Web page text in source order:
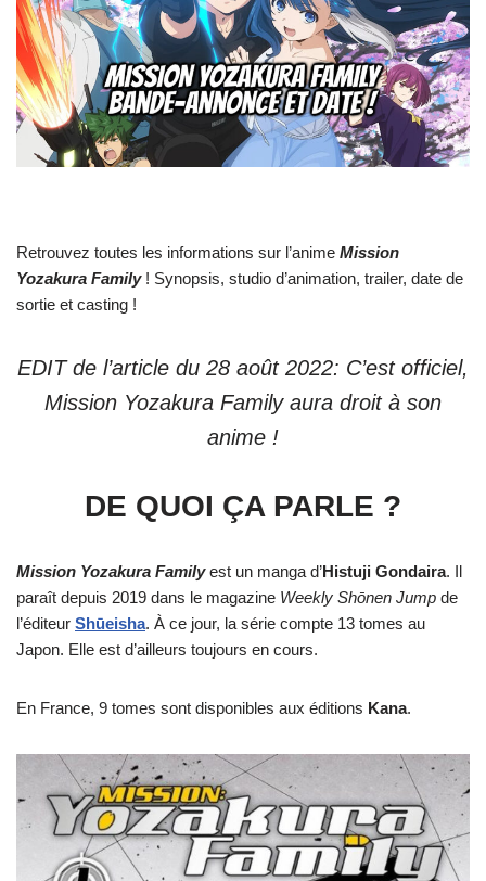
Retrouvez toutes les informations sur l’anime Mission
Yozakura Family! Synopsis, studio d’animation, trailer, date de
sortie et casting !
EDIT de l’article du 28 août 2022: C’est officiel,
Mission Yozakura Family aura droit à son
anime !
DE QUOI ÇA PARLE ?
Mission Yozakura Familyest un manga d’Histuji Gondaira. Il
paraît depuis 2019 dans le magazine Weekly Shōnen Jump de
l’éditeur Shūeisha. À ce jour, la série compte 13 tomes au
Japon. Elle est d’ailleurs toujours en cours.
En France, 9 tomes sont disponibles aux éditions Kana.